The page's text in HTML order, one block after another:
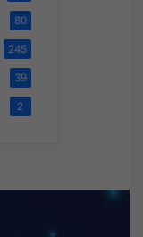
80
245
39
2